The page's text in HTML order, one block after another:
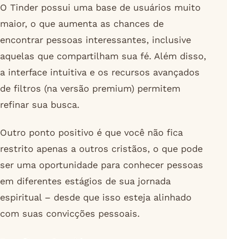
O Tinder possui uma base de usuários muito
maior, o que aumenta as chances de
encontrar pessoas interessantes, inclusive
aquelas que compartilham sua fé. Além disso,
a interface intuitiva e os recursos avançados
de filtros (na versão premium) permitem
refinar sua busca.
Outro ponto positivo é que você não fica
restrito apenas a outros cristãos, o que pode
ser uma oportunidade para conhecer pessoas
em diferentes estágios de sua jornada
espiritual – desde que isso esteja alinhado
com suas convicções pessoais.